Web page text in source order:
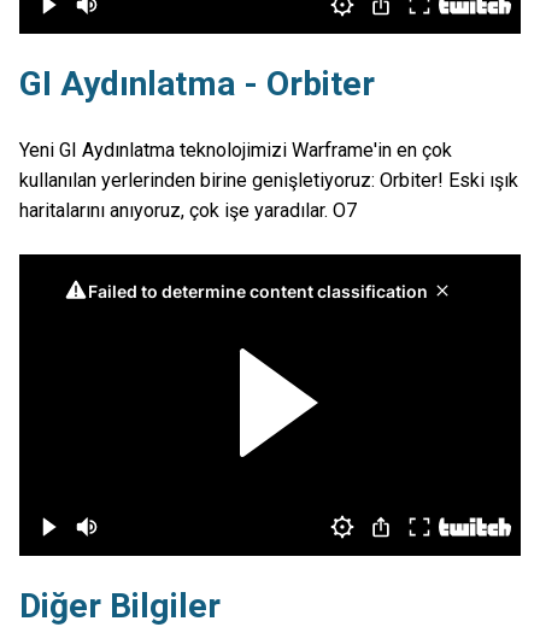
GI Aydınlatma - Orbiter
Yeni GI Aydınlatma teknolojimizi Warframe'in en çok
kullanılan yerlerinden birine genişletiyoruz: Orbiter! Eski ışık
haritalarını anıyoruz, çok işe yaradılar. O7
Diğer Bilgiler